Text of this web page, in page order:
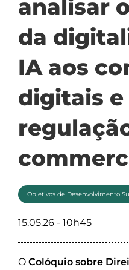
analisar
da
IA aos
digitais e
Objetivos de Desenvolvimento
15.05.26 - 10h45
O Colóquio sobre